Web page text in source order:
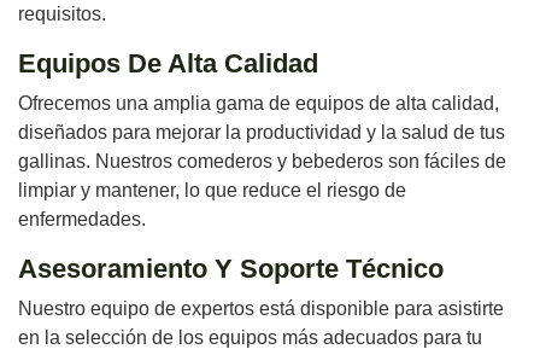
requisitos.
Equipos De Alta Calidad
Ofrecemos una amplia gama de equipos de alta calidad,
diseñados para mejorar la productividad y la salud de tus
gallinas. Nuestros comederos y bebederos son fáciles de
limpiar y mantener, lo que reduce el riesgo de
enfermedades.
Asesoramiento Y Soporte Técnico
Nuestro equipo de expertos está disponible para asistirte
en la selección de los equipos más adecuados para tu